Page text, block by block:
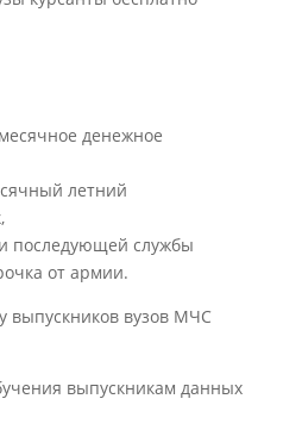
денежное
летний
последующей службы
от армии.
выпускников вузов МЧС
выпускникам данных